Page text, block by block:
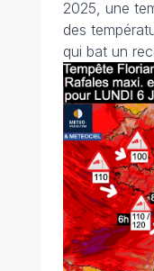
2025, une
des
qui bat un